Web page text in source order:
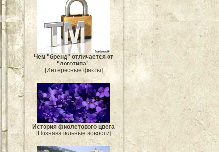
Чем "бренд" отличается от
"логотипа".
[Интересные факты]
История фиолетового цвета
[Познавательные новости]